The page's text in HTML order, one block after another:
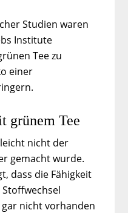
Studien waren
Institute
Tee zu
einer
grünem Tee
nicht der
gemacht wurde.
dass die Fähigkeit
nicht vorhanden